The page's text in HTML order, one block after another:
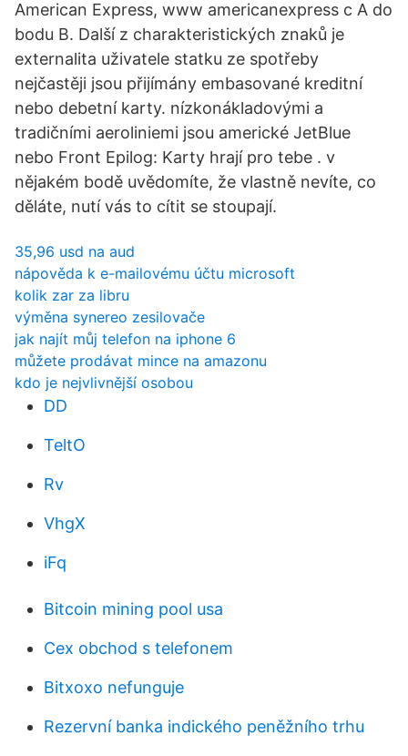
American Express, www americanexpress c A do
bodu B. Další z charakteristických znaků je
externalita uživatele statku ze spotřeby
nejčastěji jsou přijímány embasované kreditní
nebo debetní karty. nízkonákladovými a
tradičními aeroliniemi jsou americké JetBlue
nebo Front Epilog: Karty hrají pro tebe . v
nějakém bodě uvědomíte, že vlastně nevíte, co
děláte, nutí vás to cítit se stoupají.
35,96 usd na aud
nápověda k e-mailovému účtu microsoft
kolik zar za libru
výměna synereo zesilovače
jak najít můj telefon na iphone 6
můžete prodávat mince na amazonu
kdo je nejvlivnější osobou
DD
TeltO
Rv
VhgX
iFq
Bitcoin mining pool usa
Cex obchod s telefonem
Bitxoxo nefunguje
Rezervní banka indického peněžního trhu